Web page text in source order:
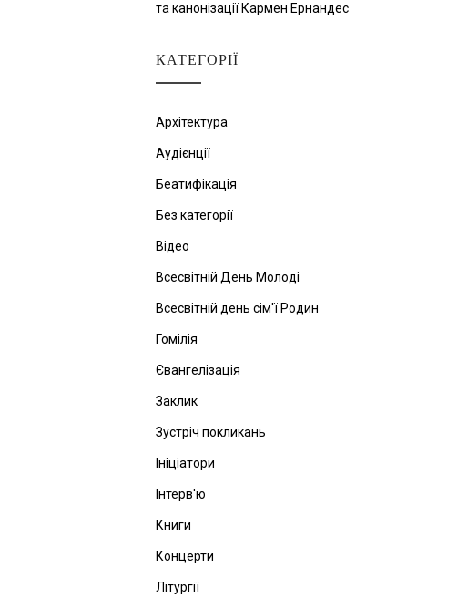
та канонізації Кармен Ернандес
КАТЕГОРІЇ
Архітектура
Аудієнції
Беатифікація
Без категорії
Відео
Всесвітній День Молоді
Всесвітній день сім'ї Родин
Гомілія
Євангелізація
Заклик
Зустріч покликань
Ініціатори
Інтерв'ю
Книги
Концерти
Літургії